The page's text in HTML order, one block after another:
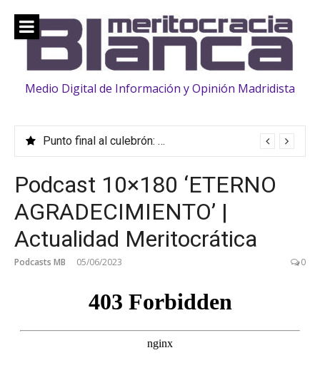
contenido
Medio Digital de Información y Opinión Madridista
Punto final al culebrón: Vinicius, renovado hasta 2032
Podcast 10×180 ‘ETERNO
AGRADECIMIENTO’ |
Actualidad Meritocrática
Podcasts MB 05/06/2023 0